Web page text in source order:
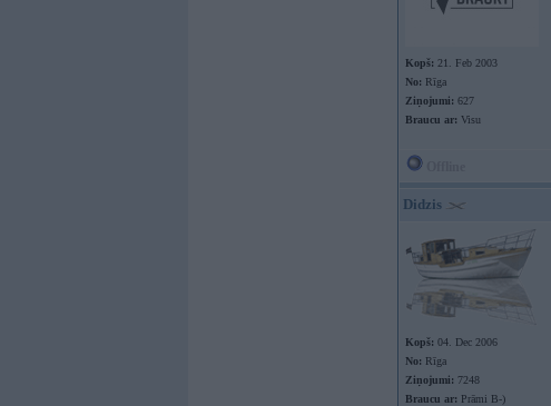
Kopš: 21. Feb 2003
No: Rīga
Ziņojumi: 627
Braucu ar: Visu
Didzis
Kopš: 04. Dec 2006
No: Rīga
Ziņojumi: 7248
Braucu ar: Prāmi B-)